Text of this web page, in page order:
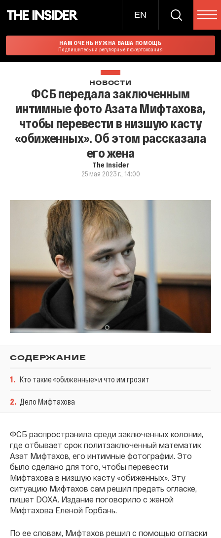
EN
НАМ ОЧЕНЬ НУЖНА ВАША ПОМОЩЬ
Подпишитесь на регулярные пожертвования
НОВОСТИ
ФСБ передала заключенным
интимные фото Азата Мифтахова,
чтобы перевести в низшую касту
«обиженных». Об этом рассказала
его жена
The Insider
25 мая 2023 г., 14:00
СОДЕРЖАНИЕ
1. Кто такие «обиженные» и что им грозит
2. Дело Мифтахова
ФСБ распространила среди заключенных колонии,
где отбывает срок политзаключенный математик
Азат Мифтахов, его интимные фотографии. Это
было сделано для того, чтобы перевести
Мифтахова в низшую касту «обиженных». Эту
ситуацию Мифтахов сам решил предать огласке,
пишет DOXA. Издание поговорило с женой
Мифтахова Еленой Горбань.
По ее словам, Мифтахов решил с помощью огласки